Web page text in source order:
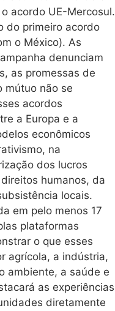
acordo UE-Mercosul.
do primeiro acordo
o México). As
denunciam
as promessas de
mútuo não se
acordos
a Europa e a
econômicos
na
dos lucros
humanos, da
locais.
em pelo menos 17
plataformas
o que esses
agrícola, a indústria,
ambiente, a saúde e
as experiências
diretamente